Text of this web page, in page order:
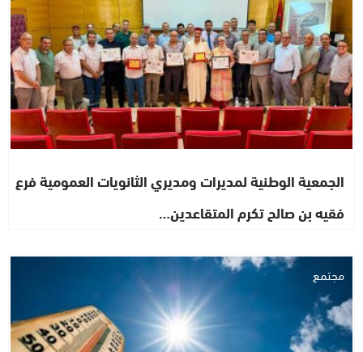
الجمعية الوطنية لمديرات ومديري الثانويات العمومية فرع
فقيه بن صالح تكرم المتقاعدين…
مجتمع